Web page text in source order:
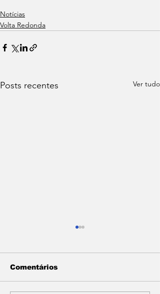
Notícias
Volta Redonda
Posts recentes Ver tudo
Comentários